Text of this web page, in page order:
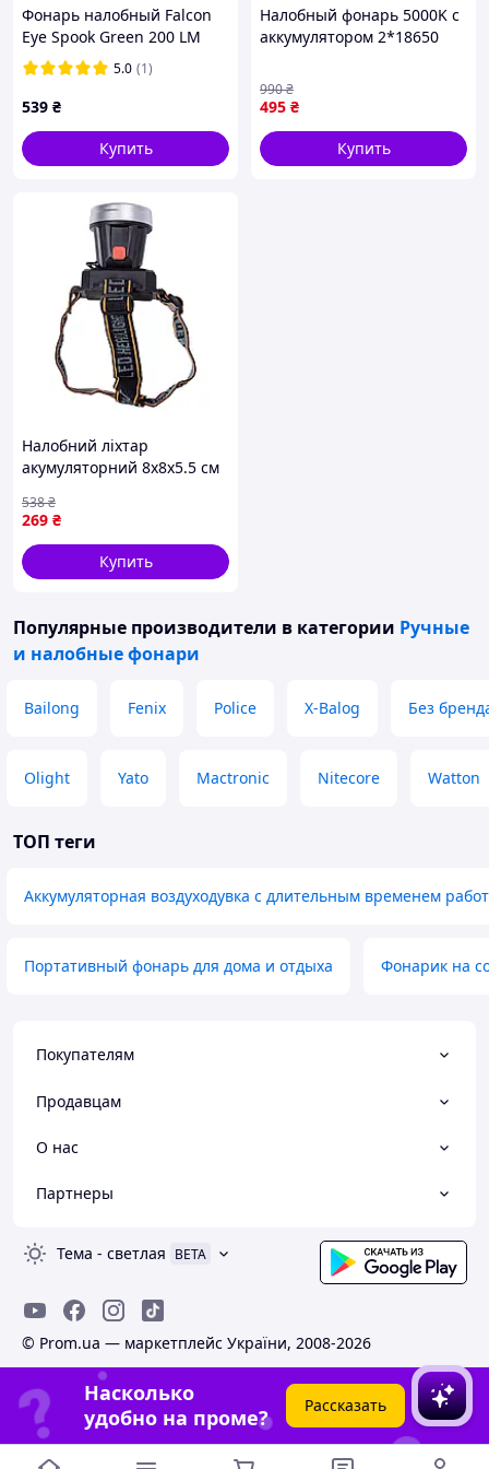
Технические характеристики
Материал: АБС-пластик.
Аккумулятор: со встроенным литий-ионным
аккумулятором 1200mAh.
5 режимов свечения.
Водонепроницаемость: IPx4 - защита от
погружения в воду).
Вес: 90 г.
Налобный фонарик
Фонарь налобный Falcon
Eye Spook Green 200 LM
5.0 (1)
539 ₴
Купить
Налобный фонарь 5000K с
аккумулятором 2*18650
бренда КИТАЙ для яркого
освещения
495 ₴
990₴
Купить
Налобний ліхтар
акумуляторний 8х8х5.5 см
HP-JG-4 (LG-HP-JG-4)
269 ₴
538₴
Купить
Популярные производители в категории Ручные
и налобные фонари
Bailong Fenix Police X-Balog Без
Olight Yato Mactronic Nitecore Watton
ТОП теги
Аккумуляторная воздуходувка с длительным временем
Портативный фонарь для дома и отдыха Фонарик на
Покупателям
Продавцам
О нас
Партнеры
Тема - светлая BETA
© Prom.ua — маркетплейс України, 2008-2026
Насколько
удобно на проме?
Рассказать